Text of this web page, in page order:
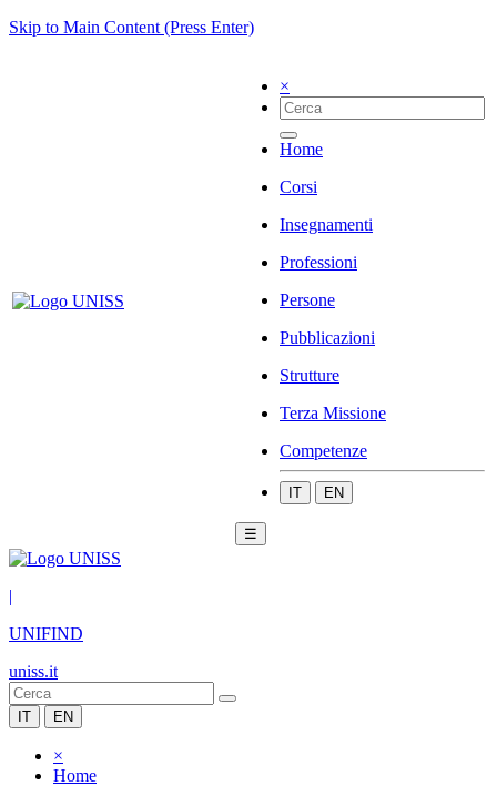
Skip to Main Content (Press Enter)
×
Home
Corsi
Insegnamenti
Professioni
Persone
Pubblicazioni
Strutture
Terza Missione
Competenze
IT EN
☰
|
UNIFIND
uniss.it
IT EN
×
Home